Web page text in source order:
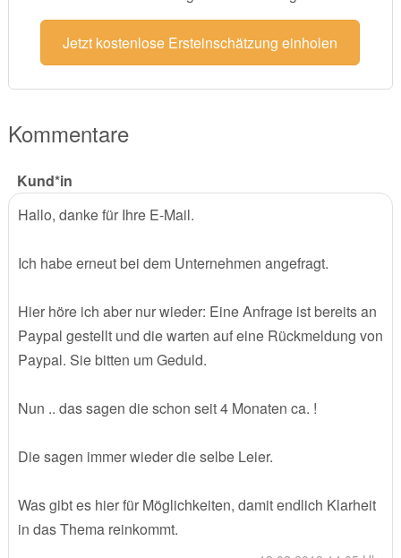
Jetzt kostenlose Ersteinschätzung einholen
Kommentare
Kund*in
Hallo, danke für Ihre E-Mail.
Ich habe erneut bei dem Unternehmen angefragt.
Hier höre ich aber nur wieder: Eine Anfrage ist bereits an
Paypal gestellt und die warten auf eine Rückmeldung von
Paypal. Sie bitten um Geduld.
Nun .. das sagen die schon seit 4 Monaten ca. !
Die sagen immer wieder die selbe Leier.
Was gibt es hier für Möglichkeiten, damit endlich Klarheit
in das Thema reinkommt.